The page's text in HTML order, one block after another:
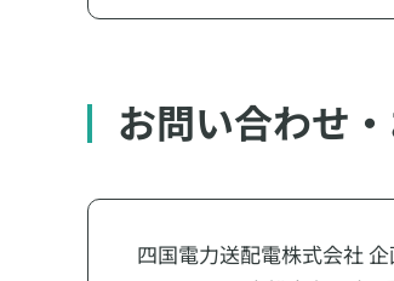
お問い合わせ
四国電力送配電株式会社